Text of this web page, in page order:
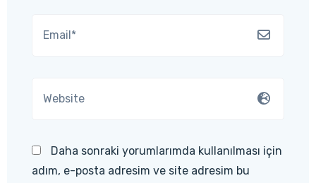
Daha sonraki yorumlarımda kullanılması için
adım, e-posta adresim ve site adresim bu